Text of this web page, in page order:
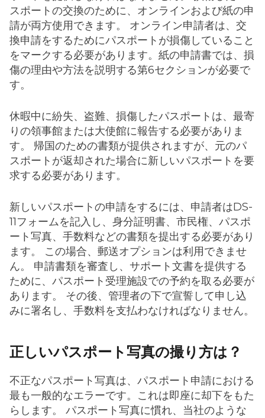
スポートの交換のために、オンラインおよび紙の申
請が両方使用できます。 オンライン申請者は、交
換申請をするためにパスポートが損傷していること
をマークする必要があります。紙の申請書では、損
傷の理由や方法を説明する第6セクションが必要で
す。
休暇中に紛失、盗難、損傷したパスポートは、最寄
りの領事館または大使館に報告する必要がありま
す。 帰国のための書類が提供されますが、元のパ
スポートが返却された場合に新しいパスポートを要
求する必要があります。
新しいパスポートの申請をするには、申請者はDS-
11フォームを記入し、身分証明書、市民権、パスポ
ート写真、手数料などの書類を提出する必要があり
ます。 この場合、郵送オプションは利用できませ
ん。 申請書類を審査し、サポート文書を提供する
ために、パスポート受理施設での予約を取る必要が
あります。 その後、管理者の下で宣誓して申し込
みに署名し、手数料を支払わなければなりません。
正しいパスポート写真の撮り方は？
不正なパスポート写真は、パスポート申請における
最も一般的なエラーです。これは即座に却下をもた
らします。 パスポート写真に慣れ、当社のような